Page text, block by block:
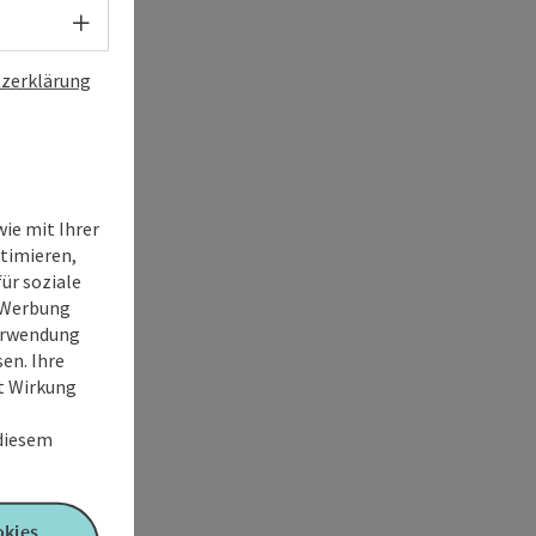
Sprachwahl - Menü öffnen
mit Ihrer
soziale
Ihre
Wirkung